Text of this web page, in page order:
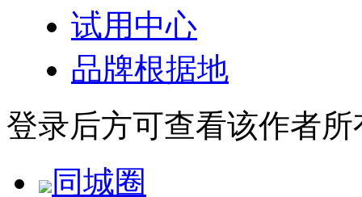
试用中心
品牌根据地
登录后方可查看该作者所
同城圈